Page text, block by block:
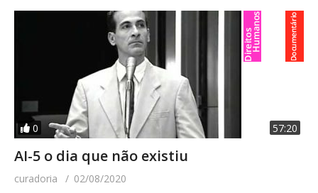
0 57:20
AI-5 o dia que não existiu
curadoria 02/08/2020